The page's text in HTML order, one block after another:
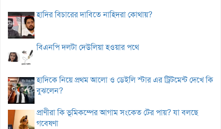
হাদির বিচারের দাবিতে নাহিদরা কোথায়?
বিএনপি দলটা দেউলিয়া হওয়ার পথে
হাদিকে নিয়ে প্রথম আলো ও ডেইলি স্টার এর ট্রিটমেন্ট দেখে কি
বুঝলেন?
প্রাণীরা কি ভূমিকম্পের আগাম সংকেত টের পায়? যা বলছে
গবেষণা